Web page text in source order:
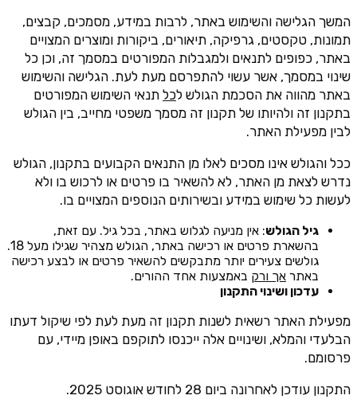
המשך הגלישה והשימוש באתר, לרבות במידע, מסמכים, קבצים,
תמונות, טקסטים, גרפיקה, תיאורים, ביקורות ומוצרים המצויים
באתר, כפופים לתנאים ולמגבלות המפורטים במסמך זה, וכן כל
שינוי במסמך, אשר עשוי להתפרסם מעת לעת. הגלישה והשימוש
באתר מהווה את הסכמת הגולש לכל תנאי השימוש המפורטים
בתקנון זה ולהיותו של תקנון זה מסמך משפטי מחייב, בין הגולש
לבין מפעילת האתר.
ככל והגולש אינו מסכים לאלו מן התנאים הקבועים בתקנון, הגולש
נדרש לצאת מן האתר, לא להשאיר בו פרטים או לרכוש בו ולא
לעשות כל שימוש במידע ובשירותים הנוספים המצויים בו.
גיל הגולש: אין מניעה לגלוש באתר, בכל גיל. עם זאת,
בהשארת פרטים או רכישה באתר, הגולש מצהיר שגילו מעל 18.
גולשים צעירים יותר מתבקשים להשאיר פרטים או לבצע רכישה
באתר אך ורק באמצעות אחד ההורים.
עדכון ושינוי התקנון
מפעילת האתר רשאית לשנות תקנון זה מעת לעת לפי שיקול דעתו
הבלעדי והמלא, ושינויים אלה ייכנסו לתוקפם באופן מיידי, עם
פרסומם.
התקנון עודכן לאחרונה ביום 28 לחודש אוגוסט 2025.